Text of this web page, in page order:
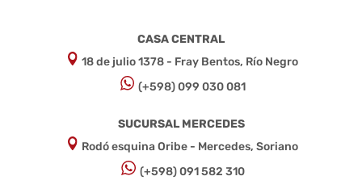
CASA CENTRAL
18 de julio 1378 - Fray Bentos, Río Negro
(+598) 099 030 081
SUCURSAL MERCEDES
Rodó esquina Oribe - Mercedes, Soriano
(+598) 091 582 310